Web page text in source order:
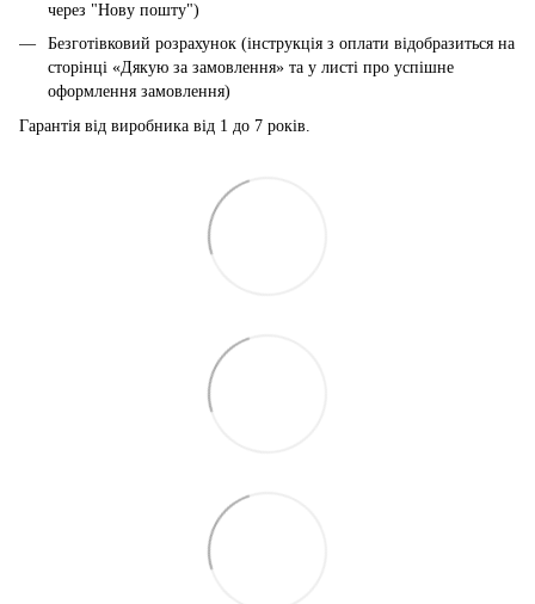
через "Нову пошту")
Безготівковий розрахунок (інструкція з оплати відобразиться на
сторінці «Дякую за замовлення» та у листі про успішне
оформлення замовлення)
Гарантія від виробника від 1 до 7 років.